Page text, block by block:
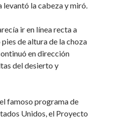
levantó la cabeza y miró.
ir en línea recta a
de altura de la choza
en dirección
del desierto y
famoso programa de
Unidos, el Proyecto